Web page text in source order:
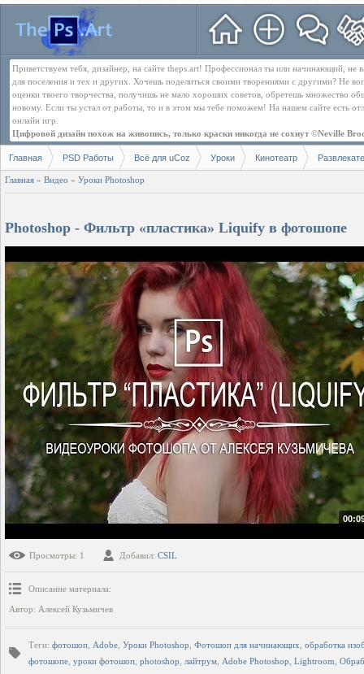
Приветствуем тебя, дизайнер, на сайте theps.art! Профессионал ты или начинающий,
для поселения и тех и других. Хочешь поделиться своими творениями с другими? Не
оценки твоего творчества, получишь не мало хороших советов, обретешь множество
новому. Если ты устал от работы, то и в этом мы тебе поможем! На нашем сайте есть
онлайн игр.
Цифровой дизайн похож на живопись, только краски никогда не сохнут ©Neville
Главная PSD Работы Всё для uCoz Уроки Кинотеатр
Главная » Видео » Уроки Photoshop
Photoshop - Фильтр «пластика» Liquify в фотошопе
Просмотры: 1 Добавил: CSIL
Описание материала:
Автор: Алексей Кузьмичев
Теги: фотошоп Adobe Уроки Photoshop Фотошоп для начинающих обработка
фотошопе уроки фотошоп photoshop лайтрум Adobe Photoshop Lightroom